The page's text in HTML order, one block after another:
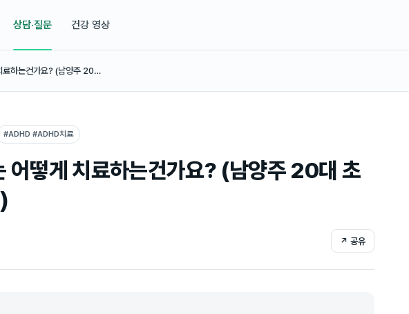
상담·질문 건강 영상
료하는건가요? (남양주 20…
#ADHD #ADHD치료
떻게 치료하는건가요? (남양주 20대 초
↗ 공유